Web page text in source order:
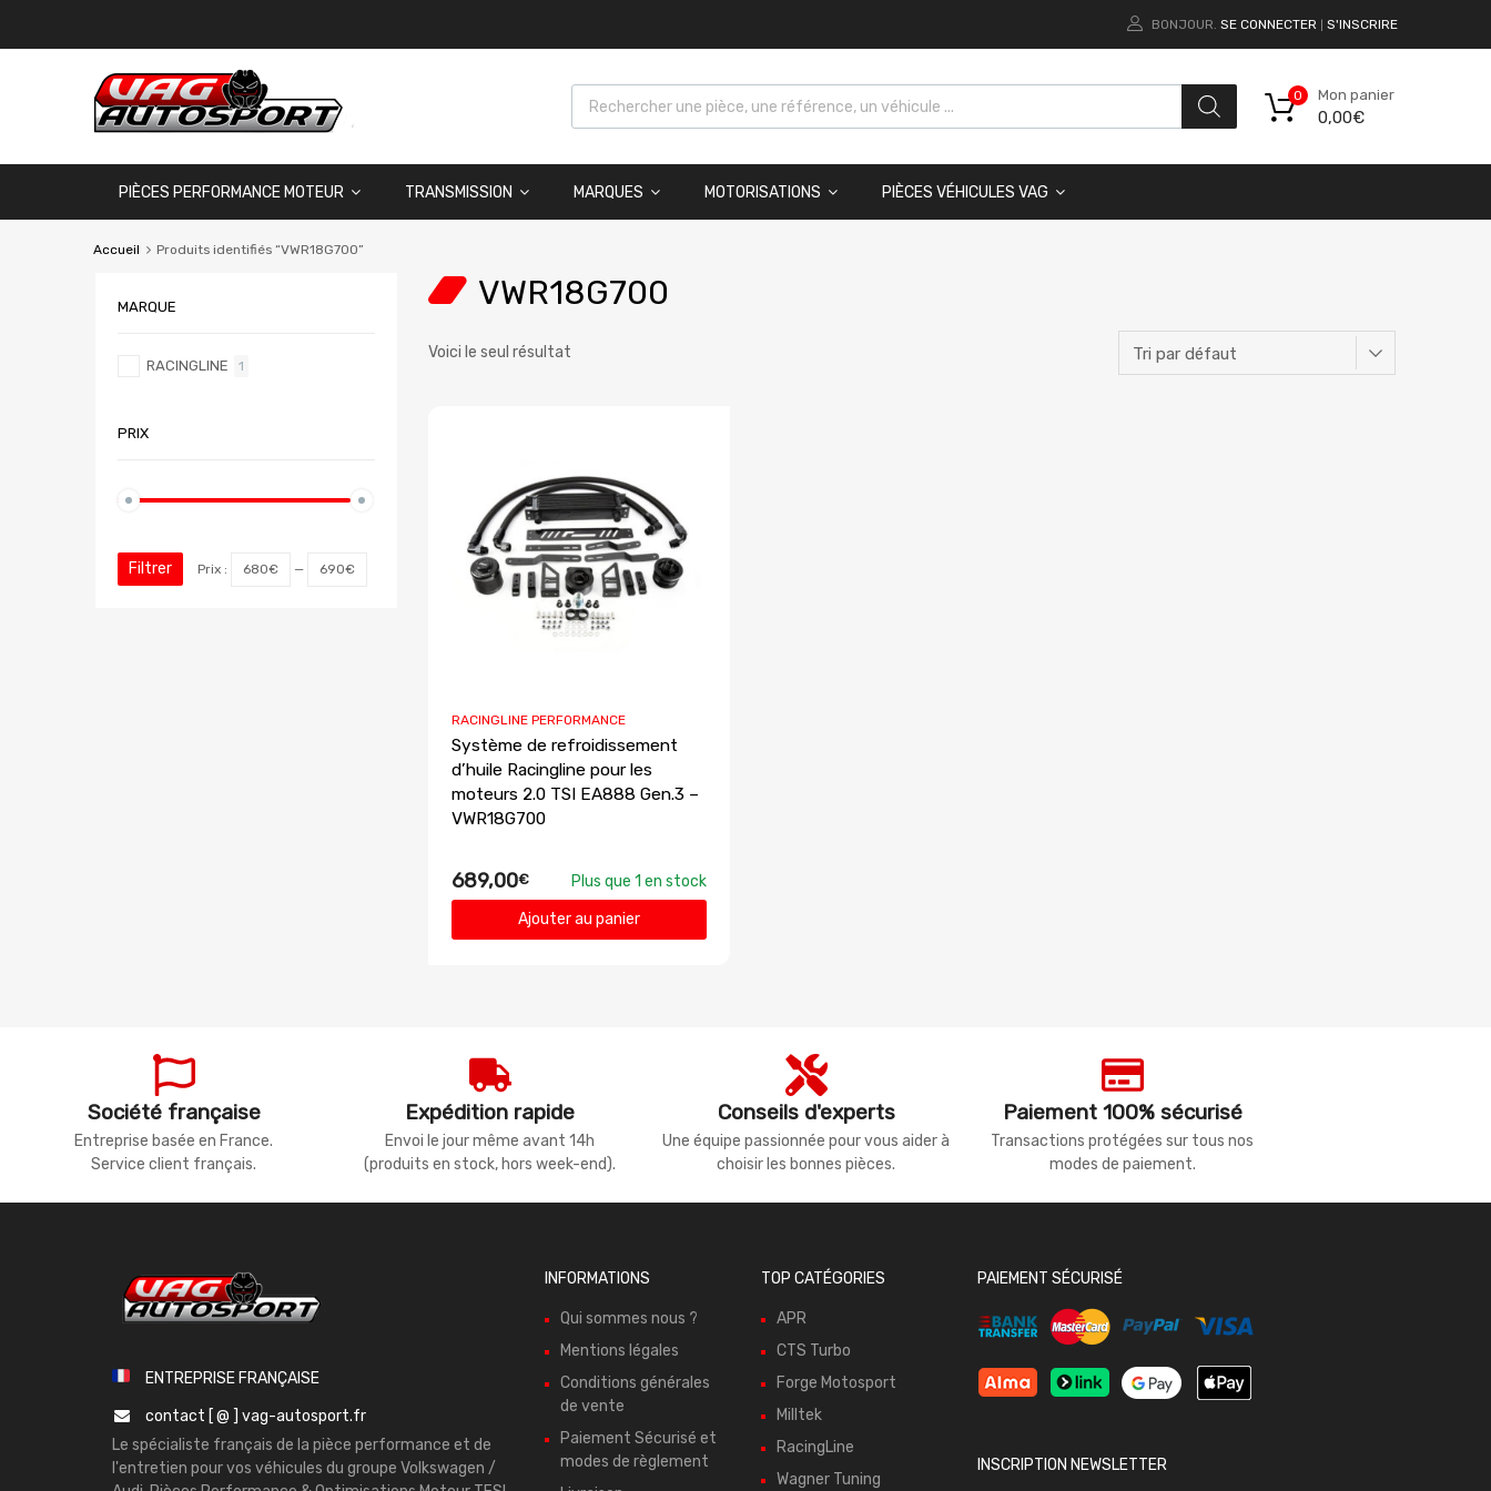
BONJOUR. SE CONNECTER S'INSCRIRE
Mon panier
0,00€
0
PIÈCES PERFORMANCE MOTEUR TRANSMISSION MARQUES MOTORISATIONS PIÈCES VÉHICULES VAG
Accueil Produits identifiés “VWR18G700”
VWR18G700
Voici le seul résultat
RACINGLINE PERFORMANCE
Système de refroidissement
d’huile Racingline pour les
moteurs 2.0 TSI EA888 Gen.3 –
VWR18G700
689,00€
Plus que 1 en stock
Ajouter au panier
MARQUE
RACINGLINE 1
PRIX
Filtrer Prix : 680€ — 690€
Société française
Entreprise basée en France.
Service client français.
Expédition rapide
Envoi le jour même avant 14h
(produits en stock, hors week-end).
Conseils d'experts
Une équipe passionnée pour vous aider à
choisir les bonnes pièces.
Paiement 100% sécurisé
Transactions protégées sur tous nos
modes de paiement.
ENTREPRISE FRANÇAISE
contact [ @ ] vag-autosport.fr
Le spécialiste français de la pièce performance et de
l'entretien pour vos véhicules du groupe Volkswagen /
INFORMATIONS
Qui sommes nous ?
Mentions légales
Conditions générales
de vente
Paiement Sécurisé et
modes de règlement
TOP CATÉGORIES
APR
CTS Turbo
Forge Motosport
Milltek
RacingLine
Wagner Tuning
PAIEMENT SÉCURISÉ
INSCRIPTION NEWSLETTER